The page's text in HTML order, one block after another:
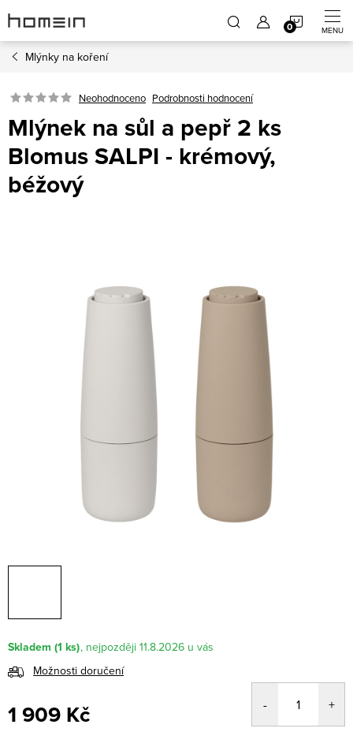
na
obsah
Mlýnky na koření
Neohodnoceno Podrobnosti hodnocení
Mlýnek na sůl a pepř 2 ks
Blomus SALPI - krémový,
béžový
Skladem (1 ks)
11.8.2026
Možnosti doručení
1 909 Kč